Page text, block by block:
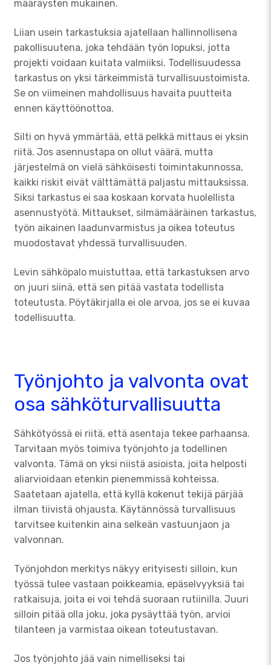
määräysten mukainen.
Liian usein tarkastuksia ajatellaan hallinnollisena
pakollisuutena, joka tehdään työn lopuksi, jotta
projekti voidaan kuitata valmiiksi. Todellisuudessa
tarkastus on yksi tärkeimmistä turvallisuustoimista.
Se on viimeinen mahdollisuus havaita puutteita
ennen käyttöönottoa.
Silti on hyvä ymmärtää, että pelkkä mittaus ei yksin
riitä. Jos asennustapa on ollut väärä, mutta
järjestelmä on vielä sähköisesti toimintakunnossa,
kaikki riskit eivät välttämättä paljastu mittauksissa.
Siksi tarkastus ei saa koskaan korvata huolellista
asennustyötä. Mittaukset, silmämääräinen tarkastus,
työn aikainen laadunvarmistus ja oikea toteutus
muodostavat yhdessä turvallisuuden.
Levin sähköpalo muistuttaa, että tarkastuksen arvo
on juuri siinä, että sen pitää vastata todellista
toteutusta. Pöytäkirjalla ei ole arvoa, jos se ei kuvaa
todellisuutta.
Työnjohto ja valvonta ovat
osa sähköturvallisuutta
Sähkötyössä ei riitä, että asentaja tekee parhaansa.
Tarvitaan myös toimiva työnjohto ja todellinen
valvonta. Tämä on yksi niistä asioista, joita helposti
aliarvioidaan etenkin pienemmissä kohteissa.
Saatetaan ajatella, että kyllä kokenut tekijä pärjää
ilman tiivistä ohjausta. Käytännössä turvallisuus
tarvitsee kuitenkin aina selkeän vastuunjaon ja
valvonnan.
Työnjohdon merkitys näkyy erityisesti silloin, kun
työssä tulee vastaan poikkeamia, epäselvyyksiä tai
ratkaisuja, joita ei voi tehdä suoraan rutiinilla. Juuri
silloin pitää olla joku, joka pysäyttää työn, arvioi
tilanteen ja varmistaa oikean toteutustavan.
Jos työnjohto jää vain nimelliseksi tai